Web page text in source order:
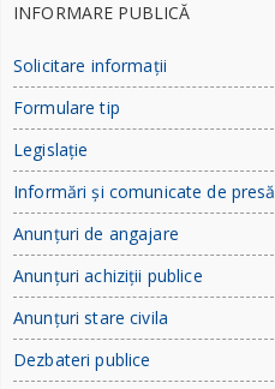
INFORMARE PUBLICĂ
Solicitare informații
Formulare tip
Legislație
Informări și comunicate de presă
Anunțuri de angajare
Anunțuri achiziții publice
Anunțuri stare civila
Dezbateri publice